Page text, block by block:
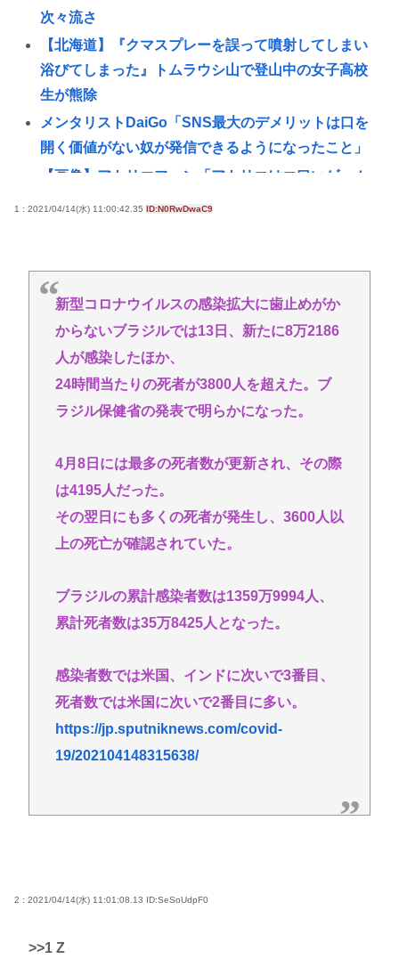
次々流さ
【北海道】『クマスプレーを誤って噴射してしまい
浴びてしまった』トムラウシ山で登山中の女子高校
生が熊除
メンタリストDaiGo「SNS最大のデメリットは口を
開く価値がない奴が発信できるようになったこと」
【画像】アトリエファン「アトリエはエ口いゲーム
をポルノのように楽しむ陰湿な趣味』が流行ってい
る」
沖縄ﾀｲﾑｽ 「琉球新報は丁寧な質問をしている!!遺族
とネットは暴論で誹謗中傷をするな!!」
【疑問】大谷翔平さんが頑なに守備しない理由って
何？www
ドミノ」へ・・・・・・・・・
【悲報】ショートスリーパー堀、ショートスリーパ
ーでない事がバレてしまう
《NHKの性被害問題》「飲酒で記憶がない」と出演
パチ●コ屋の倒産が止まらず。等価/高価交換を望む依
存症が徐々に脱落。低換金率を望む客は戻らず
1%の基本方針を決定も…懸念される”外食離れ”
Powered by livedoor 相互RSS
1 : 2021/04/14(水) 11:00:42.35 ID:N0RwDwaC9
新型コロナウイルスの感染拡大に歯止めがか
からないブラジルでは13日、新たに8万2186
人が感染したほか、
24時間当たりの死者が3800人を超えた。ブ
ラジル保健省の発表で明らかになった。
4月8日には最多の死者数が更新され、その際
は4195人だった。
その翌日にも多くの死者が発生し、3600人以
上の死亡が確認されていた。
ブラジルの累計感染者数は1359万9994人、
累計死者数は35万8425人となった。
感染者数では米国、インドに次いで3番目、
死者数では米国に次いで2番目に多い。
https://jp.sputniknews.com/covid-
19/202104148315638/
2 : 2021/04/14(水) 11:01:08.13 ID:SeSoUdpF0
>>1 Z